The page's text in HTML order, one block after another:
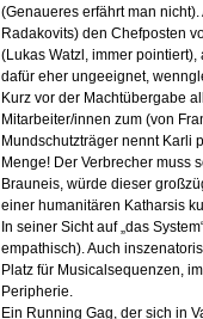
(Genaueres erfährt man
Radakovits) den Chefposten
(Lukas Watzl, immer
dafür eher ungeeignet,
Kurz vor der Machtübergabe
Mitarbeiter/innen zum (von
Mundschutzträger nennt Karli
Menge! Der Verbrecher muss
Brauneis, würde dieser
einer humanitären Katharsis
In seiner Sicht auf „das
empathisch). Auch
Platz für Musicalsequenzen,
Peripherie.
Ein Running Gag, der sich in